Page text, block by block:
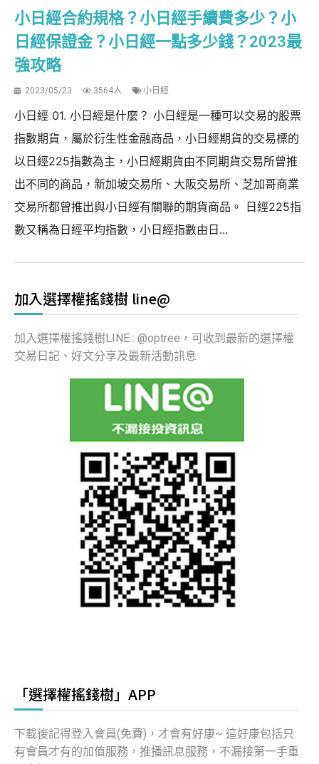
小日經合約規格？小日經手續費多少？小
日經保證金？小日經一點多少錢？2023最
強攻略
2023/05/23 3564人 小日經
小日經 01. 小日經是什麼？ 小日經是一種可以交易的股票
指數期貨，屬於衍生性金融商品，小日經期貨的交易標的
以日經225指數為主，小日經期貨由不同期貨交易所曾推
出不同的商品，新加坡交易所、大阪交易所、芝加哥商業
交易所都曾推出與小日經有關聯的期貨商品。 日經225指
數又稱為日經平均指數，小日經指數由日...
加入選擇權搖錢樹 line@
加入選擇權搖錢樹LINE : @optree，可收到最新的選擇權
交易日記、好文分享及最新活動訊息
「選擇權搖錢樹」APP
下載後記得登入會員(免費)，才會有好康~ 這好康包括只
有會員才有的加值服務，推播訊息服務，不漏接第一手重